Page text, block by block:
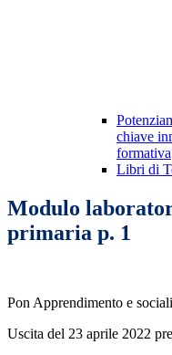
chiave
formativa
Libri di
Modulo
primaria p. 1
Pon Apprendimento e
Uscita del 23 aprile 2022